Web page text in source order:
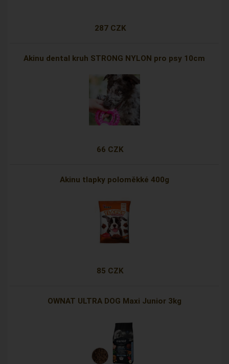
287 CZK
Akinu dental kruh STRONG NYLON pro psy 10cm
66 CZK
Akinu tlapky poloměkké 400g
85 CZK
OWNAT ULTRA DOG Maxi Junior 3kg